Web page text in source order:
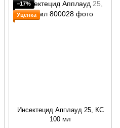
−17%
Уценка
Инсектецид Апплауд 25, КС
100 мл